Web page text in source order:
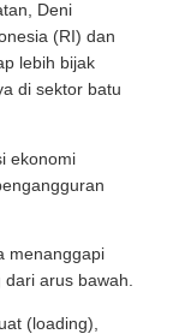
Deni
(RI) dan
lebih bijak
di sektor batu
ekonomi
menanggapi
dari arus bawah.
(loading),